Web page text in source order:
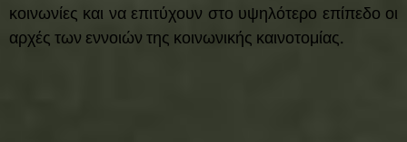
κοινωνίες και να επιτύχουν στο υψηλότερο επίπεδο οι
αρχές των εννοιών της κοινωνικής καινοτομίας.